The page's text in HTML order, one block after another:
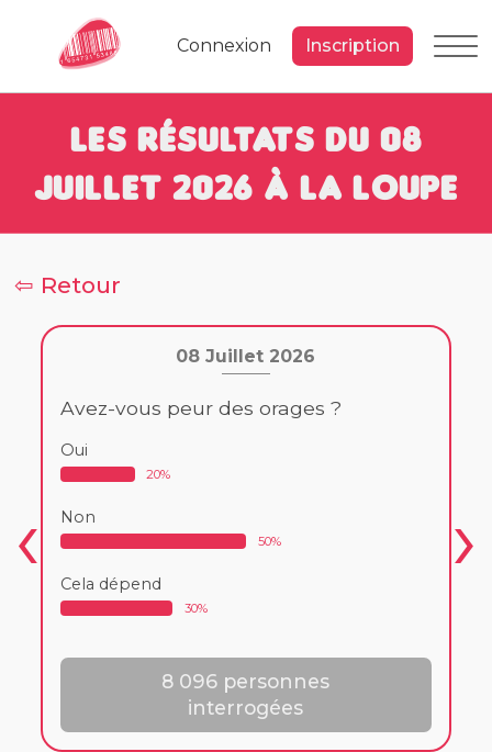
Connexion Inscription
Les résultats du 08
Juillet 2026 à la loupe
⇦ Retour
08 Juillet 2026
Avez-vous peur des orages ?
Oui
20%
Non
50%
Cela dépend
30%
8 096 personnes
interrogées